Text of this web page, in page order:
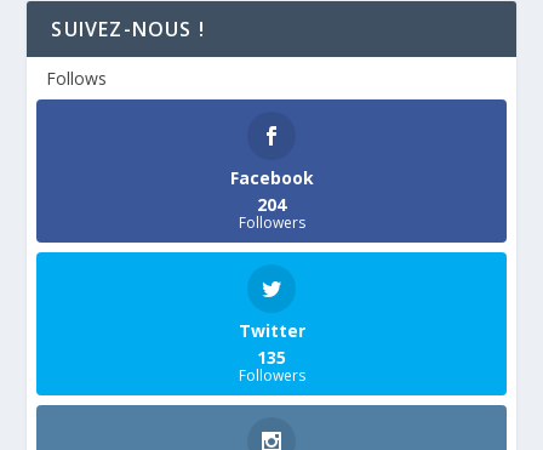
SUIVEZ-NOUS !
Follows
Facebook
204
Followers
Twitter
135
Followers